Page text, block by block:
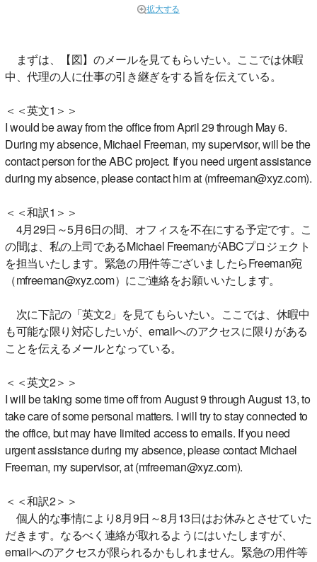
拡大する
まずは、【図】のメールを見てもらいたい。ここでは休暇
中、代理の人に仕事の引き継ぎをする旨を伝えている。
＜＜英文1＞＞
I would be away from the office from April 29 through May 6.
During my absence, Michael Freeman, my supervisor, will be the
contact person for the ABC project. If you need urgent assistance
during my absence, please contact him at (mfreeman@xyz.com).
＜＜和訳1＞＞
4月29日～5月6日の間、オフィスを不在にする予定です。こ
の間は、私の上司であるMichael FreemanがABCプロジェクト
を担当いたします。緊急の用件等ございましたらFreeman宛
（mfreeman@xyz.com）にご連絡をお願いいたします。
次に下記の「英文2」を見てもらいたい。ここでは、休暇中
も可能な限り対応したいが、emailへのアクセスに限りがある
ことを伝えるメールとなっている。
＜＜英文2＞＞
I will be taking some time off from August 9 through August 13, to
take care of some personal matters. I will try to stay connected to
the office, but may have limited access to emails. If you need
urgent assistance during my absence, please contact Michael
Freeman, my supervisor, at (mfreeman@xyz.com).
＜＜和訳2＞＞
個人的な事情により8月9日～8月13日はお休みとさせていた
だきます。なるべく連絡が取れるようにはいたしますが、
emailへのアクセスが限られるかもしれません。緊急の用件等